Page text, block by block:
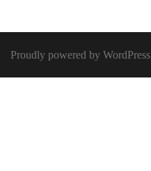
Proudly powered by WordPress